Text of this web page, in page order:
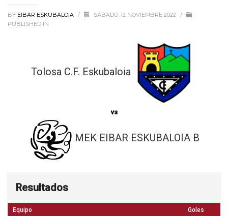
BY EIBAR ESKUBALOIA / SÁBADO, 12 NOVIEMBRE 2022
/
PUBLISHED IN
Tolosa C.F. Eskubaloia
vs
MEK EIBAR ESKUBALOIA B
Resultados
Equipo Goles